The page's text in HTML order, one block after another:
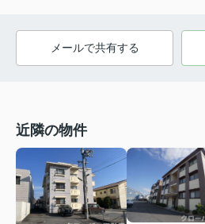
メールで共有する
近隣の物件